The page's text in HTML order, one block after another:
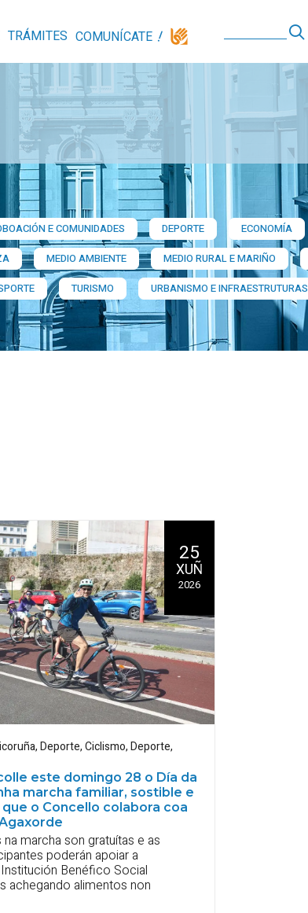
TRÁMITES COMUNÍCATE
E COMUNIDADES DEPORTE ECONOMÍA
MEDIO AMBIENTE MEDIO RURAL E MARIÑO
TURISMO URBANISMO E INFRAESTRUTURAS
,Deporte,Ciclismo,Deporte,
este domingo 28 o Día da
marcha familiar, sostible e
o Concello colabora coa
25
XUÑ
2026
marcha son gratuítas e as
poderán apoiar a
Benéfico Social
achegando alimentos non